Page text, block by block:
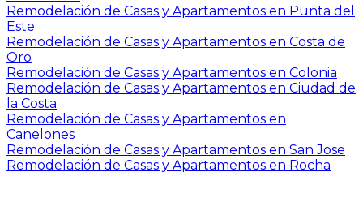
Remodelación de Casas y Apartamentos en Punta del
Este
Remodelación de Casas y Apartamentos en Costa de
Oro
Remodelación de Casas y Apartamentos en Colonia
Remodelación de Casas y Apartamentos en Ciudad de
la Costa
Remodelación de Casas y Apartamentos en
Canelones
Remodelación de Casas y Apartamentos en San Jose
Remodelación de Casas y Apartamentos en Rocha